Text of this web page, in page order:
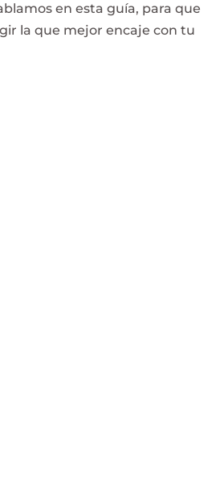
en esta guía, para que
la que mejor encaje con tu